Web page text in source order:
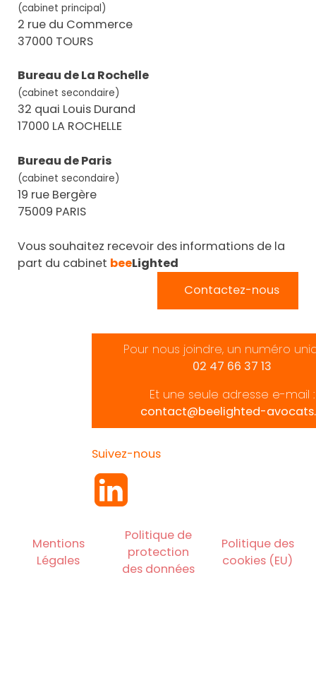
(cabinet principal)
2 rue du Commerce
37000 TOURS
Bureau de La Rochelle
(cabinet secondaire)
32 quai Louis Durand
17000 LA ROCHELLE
Bureau de Paris
(cabinet secondaire)
19 rue Bergère
75009 PARIS
Vous souhaitez recevoir des informations de la
part du cabinet beeLighted
Contactez-nous
Pour nous joindre, un numéro
02 47 66 37 13
Et une seule adresse e-mail :
contact@beelighted-
Suivez-nous
Mentions
Légales
Politique de
protection
des données
Politique des
cookies (EU)